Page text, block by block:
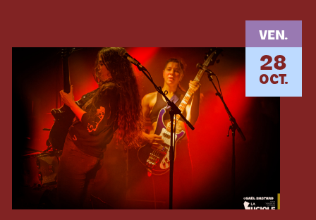
VEN.
28
OCT.